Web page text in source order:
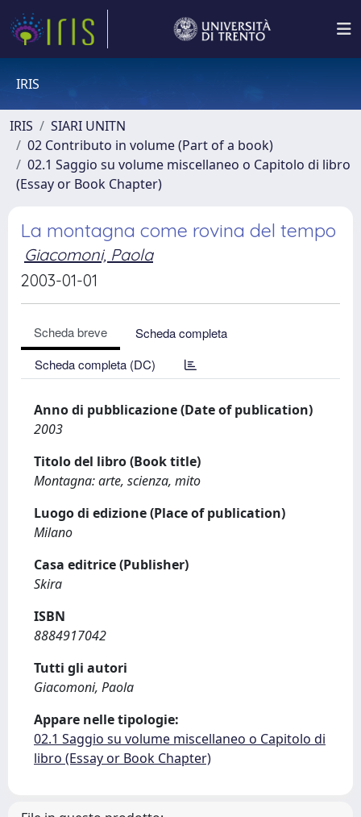
IRIS
IRIS
SIARI UNITN
02 Contributo in volume (Part of a book)
02.1 Saggio su volume miscellaneo o Capitolo di libro
(Essay or Book Chapter)
La montagna come rovina del tempo
Giacomoni, Paola
2003-01-01
Scheda breve
Scheda completa
Scheda completa (DC)
Anno di pubblicazione (Date of publication)
2003
Titolo del libro (Book title)
Montagna: arte, scienza, mito
Luogo di edizione (Place of publication)
Milano
Casa editrice (Publisher)
Skira
ISBN
8884917042
Tutti gli autori
Giacomoni, Paola
Appare nelle tipologie:
02.1 Saggio su volume miscellaneo o Capitolo di
libro (Essay or Book Chapter)